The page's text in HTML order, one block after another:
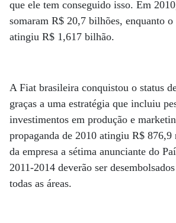
que ele tem conseguido isso. Em
somaram R$ 20,7 bilhões, enquanto
atingiu R$ 1,617 bilhão.
A Fiat brasileira conquistou o status
graças a uma estratégia que incluiu
investimentos em produção e
propaganda de 2010 atingiu R$ 876,9
da empresa a sétima anunciante do
2011-2014 deverão ser
todas as áreas.